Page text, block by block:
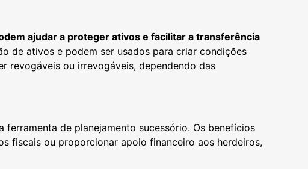
ajudar a proteger ativos e facilitar a transferência
de ativos e podem ser usados para criar condições
revogáveis ou irrevogáveis, dependendo das
ferramenta de planejamento sucessório. Os benefícios
fiscais ou proporcionar apoio financeiro aos herdeiros,